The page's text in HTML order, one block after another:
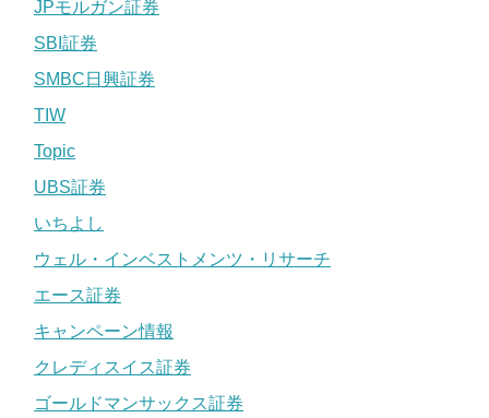
JPモルガン証券
SBI証券
SMBC日興証券
TIW
Topic
UBS証券
いちよし
ウェル・インベストメンツ・リサーチ
エース証券
キャンペーン情報
クレディスイス証券
ゴールドマンサックス証券